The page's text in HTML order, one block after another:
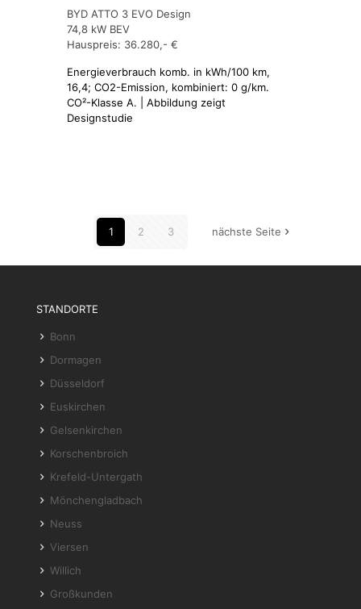
BYD ATTO 3 EVO Design
74,8 kW BEV
Hauspreis: 36.280,- €
Energieverbrauch komb. in kWh/100 km,
16,4; CO2-Emission, kombiniert: 0 g/km.
CO²-Klasse A. | Abbildung zeigt
Designstudie
1 2 3 nächste Seite
STANDORTE
Bonn
Dormagen
Düsseldorf
Euskirchen
Gelsenkirchen
Korschenbroich
Krefeld-Untergath
Mönchengladbach
Neuss
Viersen
Willich
Großkunden